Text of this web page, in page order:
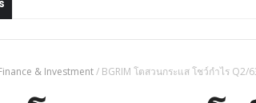
& Investment/ BGRIM โตสวนกระแส โชว์กำไร